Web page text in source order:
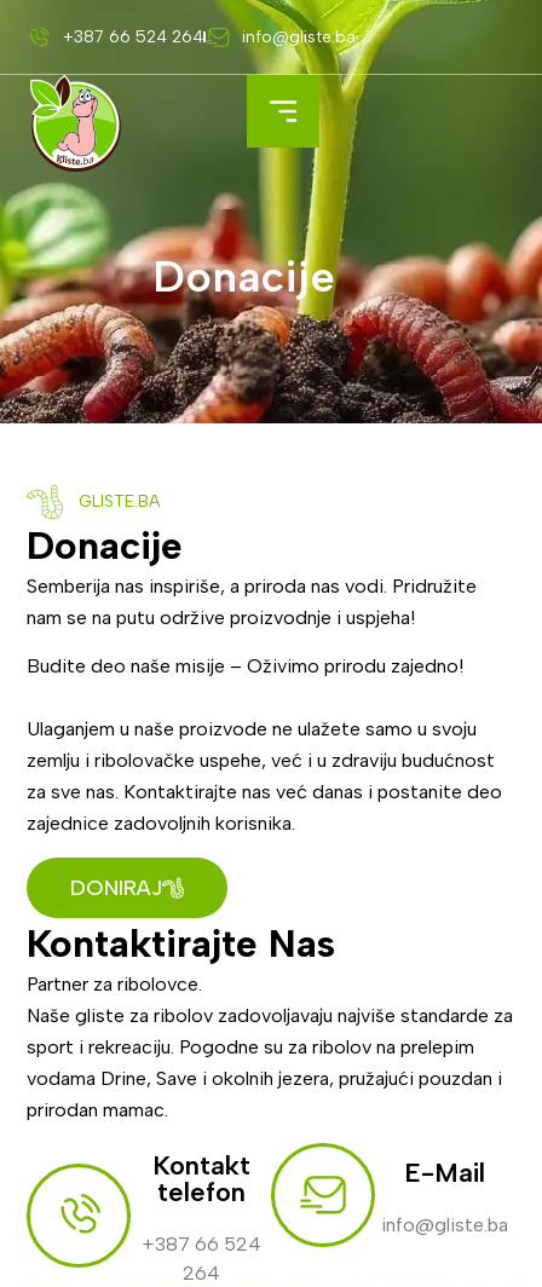
+387 66 524 264 info@gliste.ba
Donacije
GLISTE.BA
Donacije
Semberija nas inspiriše, a priroda nas vodi. Pridružite
nam se na putu održive proizvodnje i uspjeha!
Budite deo naše misije – Oživimo prirodu zajedno!
Ulaganjem u naše proizvode ne ulažete samo u svoju
zemlju i ribolovačke uspehe, već i u zdraviju budućnost
za sve nas. Kontaktirajte nas već danas i postanite deo
zajednice zadovoljnih korisnika.
DONIRAJ
Kontaktirajte Nas
Partner za ribolovce.
Naše gliste za ribolov zadovoljavaju najviše standarde za
sport i rekreaciju. Pogodne su za ribolov na prelepim
vodama Drine, Save i okolnih jezera, pružajući pouzdan i
prirodan mamac.
Kontakt
telefon
+387 66 524
264
E-Mail
info@gliste.ba